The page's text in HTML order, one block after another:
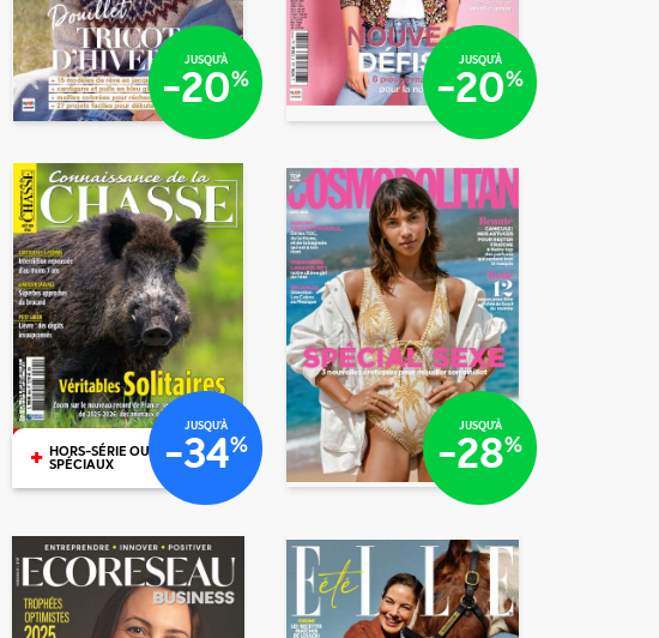
JUSQU'À
-20%
JUSQU'À
-20%
+ HORS-SÉRIE OU N°
SPÉCIAUX
JUSQU'À
-34%
€07
/mois
€72 /mois
JUSQU'À
-28%
€77
/mois
€48/mois